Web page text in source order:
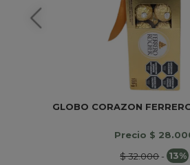
GLOBO CORAZON
Precio $
$ 32.000- 13%